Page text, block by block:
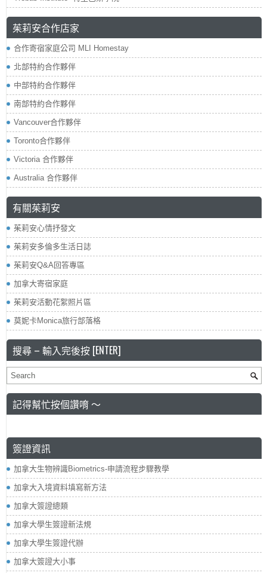
茱莉安合作店家
合作寄宿家庭公司 MLI Homestay
北部特約合作夥伴
中部特約合作夥伴
南部特約合作夥伴
Vancouver合作夥伴
Toronto合作夥伴
Victoria 合作夥伴
Australia 合作夥伴
有關茱莉安
茱莉安心情抒發文
茱莉安多倫多生活日誌
茱莉安Q&A回答專區
加拿大寄宿家庭
茱莉安活動花絮照片區
莫妮卡Monica旅行部落格
搜尋 – 輸入完後按 [ENTER]
記得幫忙按個讚唷 ～
簽證資訊
加拿大生物辨識Biometrics-申請流程步驟教學
加拿大入境資料填寫新方法
加拿大簽證總類
加拿大學生簽證新法規
加拿大學生簽證代辦
加拿大簽證大小事